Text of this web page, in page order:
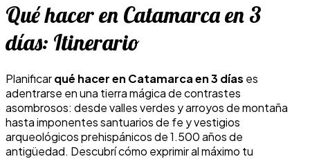
Qué hacer en Catamarca en 3
días: Itinerario
Planificarqué hacer en Catamarca en 3 días es
adentrarse en una tierra mágica de contrastes
asombrosos: desde valles verdes y arroyos de montaña
hasta imponentes santuarios de fe y vestigios
arqueológicos prehispánicos de 1.500 años de
antigüedad. Descubrí cómo exprimir al máximo tu